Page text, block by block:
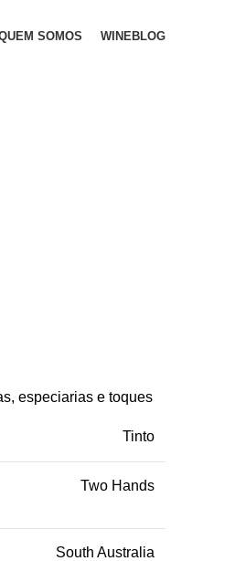
SOMOS WINEBLOG
especiarias e toques
Tinto
Two Hands
South Australia